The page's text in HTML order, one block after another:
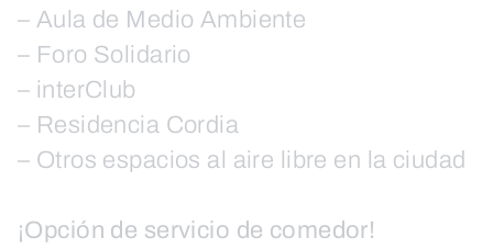
– Aula de Medio Ambiente
– Foro Solidario
– interClub
– Residencia Cordia
– Otros espacios al aire libre en la ciudad
¡Opción de servicio de comedor!